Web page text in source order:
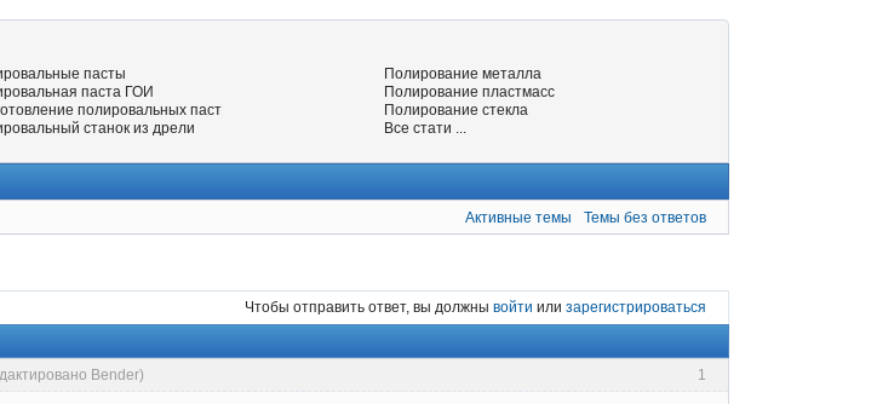
пасты
паста ГОИ
полировальных паст
станок из дрели
Полирование металла
Полирование пластмасс
Полирование стекла
Все стати ...
Активные темы Темы без ответов
Чтобы отправить ответ, вы должны войти или зарегистрироваться
1
Bender)